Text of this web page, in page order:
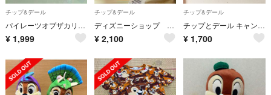
チップ&デール
パイレーツオブザカリビアン チップとデール 黒ひげ危機一発
¥ 1,999
チップ&デール
ディズニーショップ さくらSAKURA2023チップデールぬいぐるみキーホルダー
¥ 2,100
チップ&デール
チップとデール キャンバス地トートバッグ
¥ 1,700